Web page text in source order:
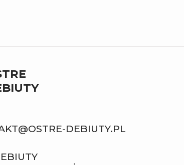
DEBIUTY.PL